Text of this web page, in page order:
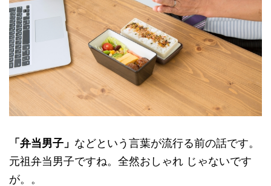
「弁当男子」 などという言葉が流行る前の話です。
元祖弁当男子ですね。全然おしゃれ じゃないです
が。。